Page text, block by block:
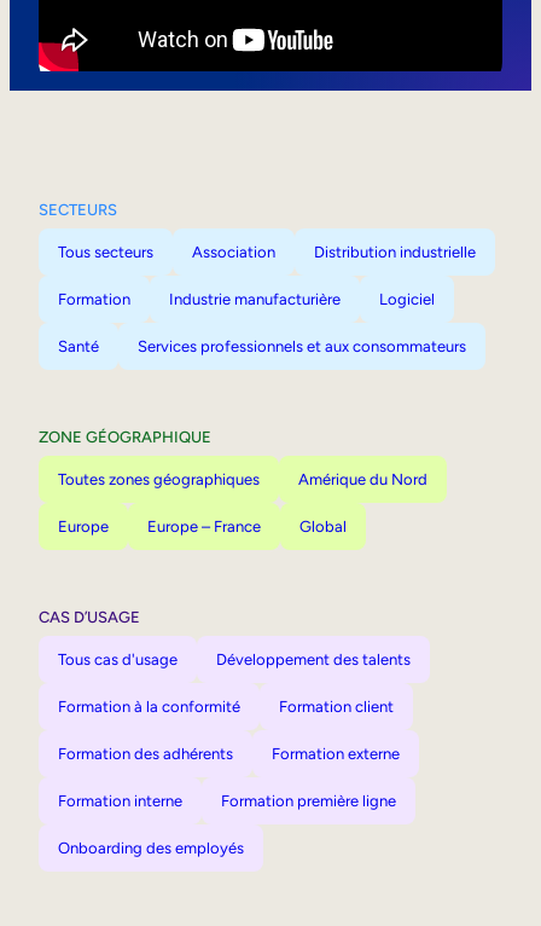
SECTEURS
Tous secteurs Association Distribution industrielle
Formation Industrie manufacturière Logiciel
Santé Services professionnels et aux consommateurs
ZONE GÉOGRAPHIQUE
Toutes zones géographiques Amérique du Nord
Europe Europe – France Global
CAS D’USAGE
Tous cas d'usage Développement des talents
Formation à la conformité Formation client
Formation des adhérents Formation externe
Formation interne Formation première ligne
Onboarding des employés